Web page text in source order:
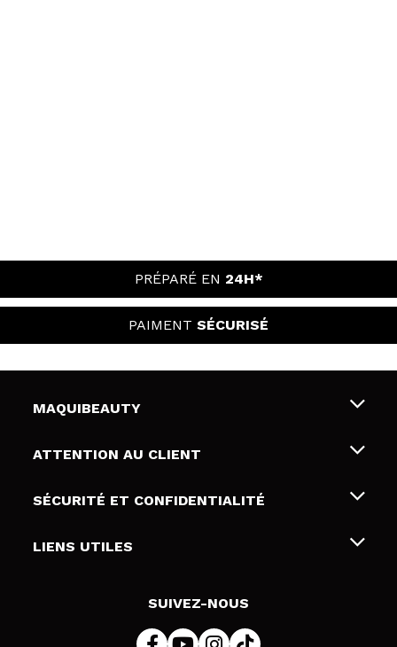
PRÉPARÉ EN 24H*
PAIMENT SÉCURISÉ
MAQUIBEAUTY
Qui sommes nous
Cartes-cadeaux
ATTENTION AU CLIENT
Livraison & retour
Modes de paiement
SÉCURITÉ ET CONFIDENTIALITÉ
Conditions et confidentialité
LIENS UTILES
SUIVEZ-NOUS